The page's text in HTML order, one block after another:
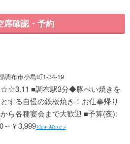
確認・予約
調布市小島町1-34-19
■調布駅3分◆豚ぺい焼きを
する自慢の鉄板焼き！お仕事帰り
ら各種宴会まで大歓迎 ■予算(夜):
～￥3,999View More »